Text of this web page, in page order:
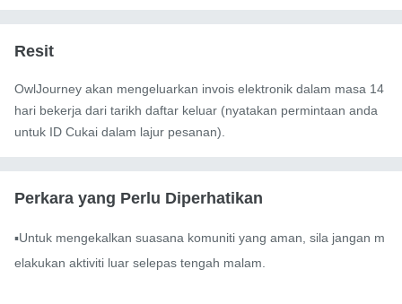
Resit
OwlJourney akan mengeluarkan invois elektronik dalam masa 14
hari bekerja dari tarikh daftar keluar (nyatakan permintaan anda
untuk ID Cukai dalam lajur pesanan).
Perkara yang Perlu Diperhatikan
▪️Untuk mengekalkan suasana komuniti yang aman, sila jangan m
elakukan aktiviti luar selepas tengah malam.